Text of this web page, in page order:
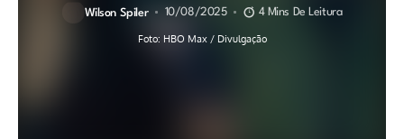
Wilson Spiler 10/08/2025 4 Mins De Leitura
Foto: HBO Max / Divulgação